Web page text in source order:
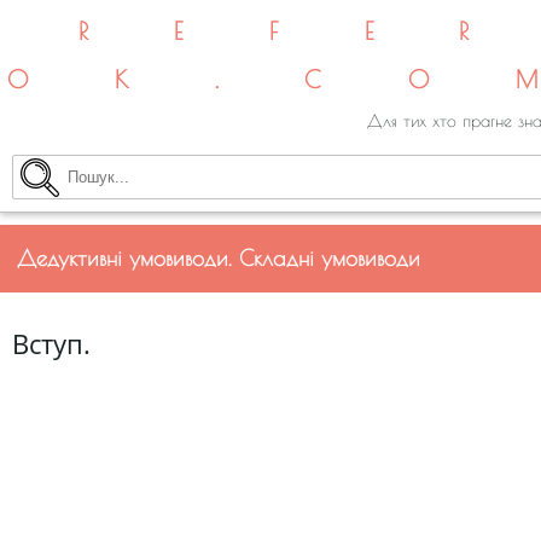
Для тих хто прагне
Дедуктивні умовиводи. Складні умовиводи
Вступ.